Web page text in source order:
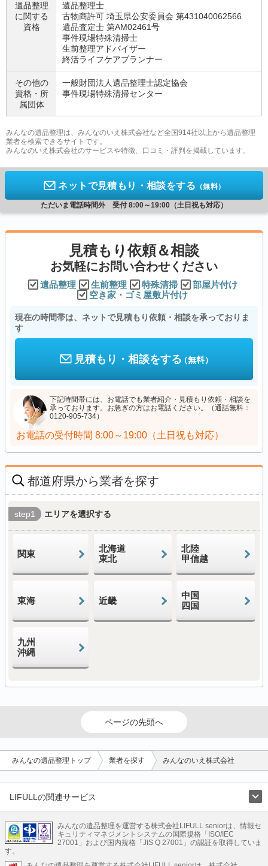
遺品整理
に関する
資格
遺品整理士
古物商許可 埼玉県公安委員会 第431040062566
遺品査定士 第AM02461号
事件現場特殊清掃士
生前整理アドバイザー
終活ライフケアプランナー
その他の
資格・ 所
属団体
一般財団法人遺品整理士認定協会
事件現場特殊清掃センター
みんなの遺品整理は、みんなのいえ株式会社など全国914社以上から遺品整理
業者を検索できるサイトです。
みんなのいえ株式会社のサービスや特徴、口コミ・評判を掲載しています。
ネットで見積もり・相談をする （無料）
ただいま電話時間外 受付 8:00～19:00（土日祝も対応）
見積もり依頼＆相談
お気軽にお問い合わせください
遺品整理 生前整理 特殊清掃
部屋片付け
空き家・ゴミ屋敷片付け
現在の時間帯は、ネットで見積もり依頼・相談を承っておりま
す
見積もり・相談をする（無料）
下記時間帯には、お電話でも業者紹介・見積もり依頼・相談を
承っております。お急ぎの方はお電話ください。（通話無料：
0120-905-734）
お電話の受付時間 8:00～19:00（土日祝も対応）
都道府県から業者を探す
step1 エリアを選択する
関東
北海道
東北
北陸
甲信越
東海 近畿
中国
四国
九州
沖縄
ページの先頭へ
みんなの遺品整理トップ 業者を探す みんなのいえ株式会社
LIFULLの関連サービス
不動産・住宅
引越し 老人ホーム 地方創生 ママの就労支援
不動産クラウドファンディング 遺品整理 老後の暮らし情報
みんなの遺品整理を運営する株式会社LIFULL seniorは、情報セ
キュリティマネジメントシステムの国際規格「ISO/IEC
27001」および国内規格「JIS Q 27001」の認証を取得していま
す。